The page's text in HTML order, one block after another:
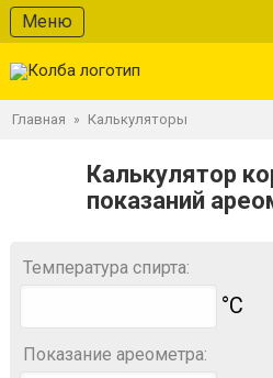
Меню
Главная » Калькуляторы
Калькулятор
показаний
Температура спирта:
°С
Показание ареометра: